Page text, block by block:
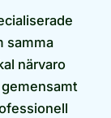
samma
närvaro